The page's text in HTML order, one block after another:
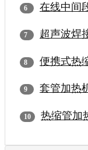
在线中间
超声波焊
便携式热
套管加热
热缩管加